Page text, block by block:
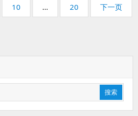
页
码：
10 …
页
码：
20 下一页
搜索